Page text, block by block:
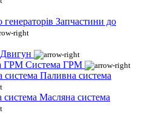
Запчастини до
Двигун
Система ГРМ
Паливна система
Масляна система